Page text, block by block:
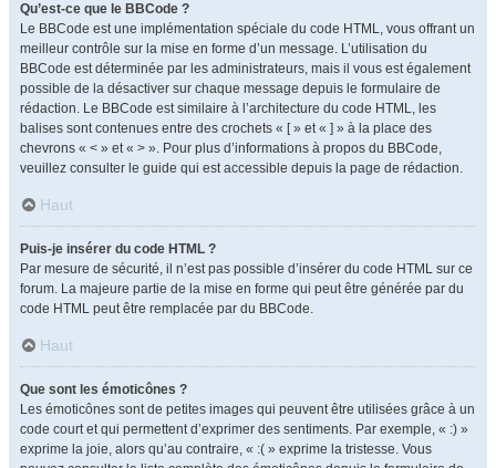
Qu’est-ce que le BBCode ?
Le BBCode est une implémentation spéciale du code HTML, vous offrant un
meilleur contrôle sur la mise en forme d’un message. L’utilisation du
BBCode est déterminée par les administrateurs, mais il vous est également
possible de la désactiver sur chaque message depuis le formulaire de
rédaction. Le BBCode est similaire à l’architecture du code HTML, les
balises sont contenues entre des crochets « [ » et « ] » à la place des
chevrons « < » et « > ». Pour plus d’informations à propos du BBCode,
veuillez consulter le guide qui est accessible depuis la page de rédaction.
Haut
Puis-je insérer du code HTML ?
Par mesure de sécurité, il n’est pas possible d’insérer du code HTML sur ce
forum. La majeure partie de la mise en forme qui peut être générée par du
code HTML peut être remplacée par du BBCode.
Haut
Que sont les émoticônes ?
Les émoticônes sont de petites images qui peuvent être utilisées grâce à un
code court et qui permettent d’exprimer des sentiments. Par exemple, « :) »
exprime la joie, alors qu’au contraire, « :( » exprime la tristesse. Vous